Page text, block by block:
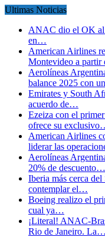
Ultimas Noticias
ANAC dio el OK al
en…
American Airlines
Montevideo a
Aerolíneas
balance 2025 con
Emirates y South
acuerdo de…
Ezeiza con el
ofrece su
American Airlines
liderar las
Aerolíneas
20% de descuento…
Iberia más cerca
contemplar el…
Boeing realizo el
cual ya…
¡Literal! ANAC-
Rio de Janeiro. La…